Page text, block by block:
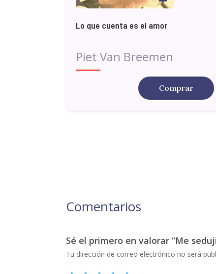
Lo que cuenta es el amor
Piet Van Breemen
Comprar
Comentarios
Sé el primero en valorar “Me
Tu dirección de correo electrónico no será